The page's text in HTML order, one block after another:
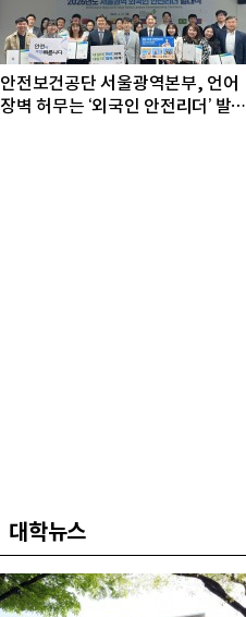
안전보건공단 서울광역본부, 언어
장벽 허무는 ‘외국인 안전리더’ 발대
대학뉴스